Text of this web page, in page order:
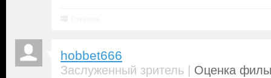
hobbet666
Заслуженный зритель | Оценка